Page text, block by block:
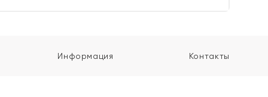
Информация Контакты